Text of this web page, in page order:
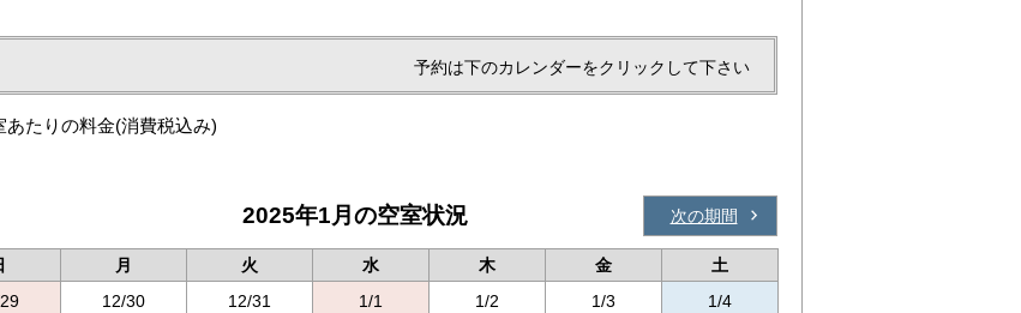
予約は下のカレンダーをクリックして下さい
たりの料金(消費税込み)
2025年1月の空室状況 次の期間
月 火 水 木 金
土
12/30 12/31 1/1 1/2 1/3 1/4